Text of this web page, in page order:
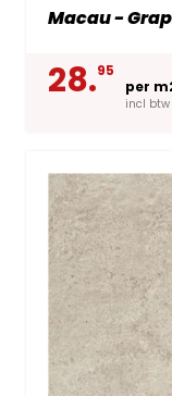
Macau -
28.95
per
incl btw